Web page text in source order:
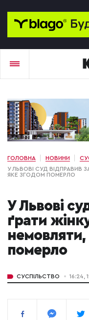
ГОЛОВНА НОВИНИ
У ЛЬВОВІ СУД ВІДПРАВИВ
ЯКЕ ЗГОДОМ ПОМЕРЛО
У Львові
ґрати
померло
СУСПІЛЬСТВО 16:24,